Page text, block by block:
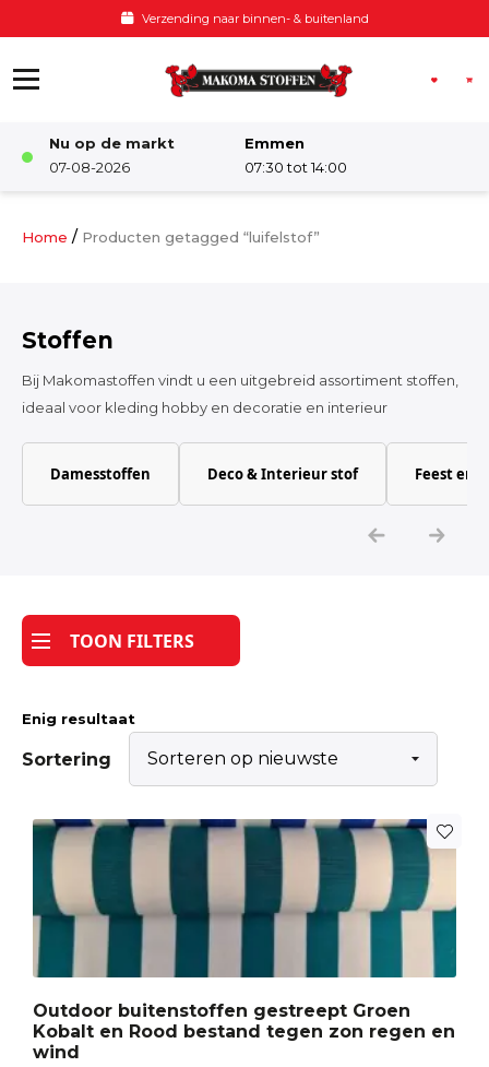
Verzending naar binnen- & buitenland
Nu op de markt
07-08-2026
Emmen
07:30 tot 14:00
Damesstoffen
Katoen
Tijdpakker stof
Home / Producten getagged “luifelstof”
Stoffen
Bij Makomastoffen vindt u een uitgebreid assortiment stoffen,
ideaal voor kleding hobby en decoratie en interieur
Damesstoffen Deco & Interieur stof Feest en
TOON FILTERS
Enig resultaat
Sortering
Outdoor buitenstoffen gestreept Groen
Kobalt en Rood bestand tegen zon regen en
wind
Dit
product
heeft
meerdere
variaties.
Deze
kan
gekozen